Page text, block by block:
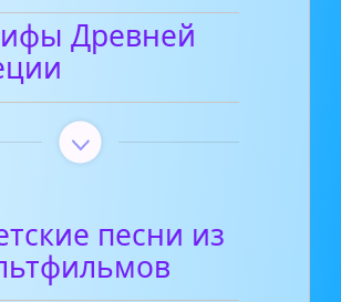
Древней
песни из